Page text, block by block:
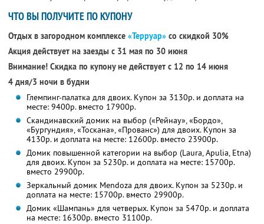
ЧТО ВЫ ПОЛУЧИТЕ ПО КУПОНУ
Отдых в загородном комплексе «Терруар» со скидкой 30%
Акция действует на заезды с 31 мая по 30 июня
Внимание! Скидка по купону не действует с 12 по 14 июня
4 дня/3 ночи в будни
Глемпинг-палатка для двоих. Купон за 3130р. и доплата на
месте: 9400р. вместо 17900р.
Скандинавский домик на выбор («Рейнау», «Бордо»,
«Бургундия», «Тоскана», «Прованс») для двоих. Купон за
4130р. и доплата на месте: 12600р. вместо 23900р.
Домик повышенной категории на выбор (Laura, Apulia, Etna)
для двоих. Купон за 5230р. и доплата на месте: 15700р.
вместо 29900р.
Зеркальный домик Mendoza для двоих. Купон за 5230р. и
доплата на месте: 15700р. вместо 29900р.
Домик «Шампань» для четверых. Купон за 5470р. и доплата
на месте: 16300р. вместо 31100р.